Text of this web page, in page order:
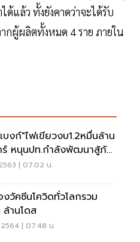
แล้ว ทั้งยังคาดว่าจะได้รับ
กผู้ผลิตทั้งหมด 4 ราย ภายใน
บงก์"ไฟเขียวงบ1.2หมื่นล้าน
ร์ หนุนปท.กำลังพัฒนาสู้ภัย
| 07:02 น.
วัคซีนโควิดทั่วโลกรวม
านโดส
| 07:48 น.